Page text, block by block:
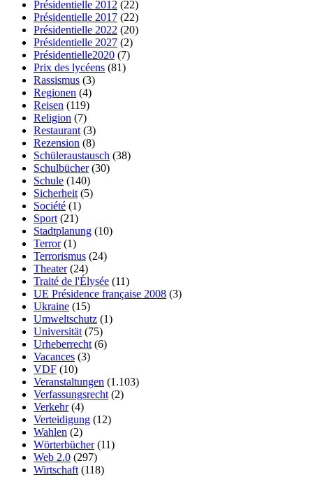
Présidentielle 2012 (22)
Présidentielle 2017 (22)
Présidentielle 2022 (20)
Présidentielle 2027 (2)
Présidentielle2020 (7)
Prix des lycéens (81)
Rassismus (3)
Regionen (4)
Reisen (119)
Religion (7)
Restaurant (3)
Rezension (8)
Schüleraustausch (38)
Schulbücher(30)
Schule (140)
Sicherheit (5)
Société (1)
Sport (21)
Stadtplanung (10)
Terror(1)
Terrorismus (24)
Theater(24)
Traité de l'Élysée (11)
UE Présidence française 2008 (3)
Ukraine (15)
Umweltschutz (1)
Universität (75)
Urheberrecht (6)
Vacances (3)
VDF (10)
Veranstaltungen (1.103)
Verfassungsrecht (2)
Verkehr(4)
Verteidigung (12)
Wahlen (2)
Wörterbücher(11)
Web 2.0 (297)
Wirtschaft (118)